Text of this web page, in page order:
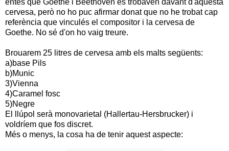
entès que Goethe i Beethoven es trobaven davant d'aquesta
cervesa, però no ho puc afirmar donat que no he trobat cap
referència que vinculés el compositor i la cervesa de
Goethe. No sé d'on ho vaig treure.
Brouarem 25 litres de cervesa amb els malts següents:
a)base Pils
b)Munic
3)Vienna
4)Caramel fosc
5)Negre
El llúpol serà monovarietal (Hallertau-Hersbrucker) i
voldríem que fos discret.
Més o menys, la cosa ha de tenir aquest aspecte: